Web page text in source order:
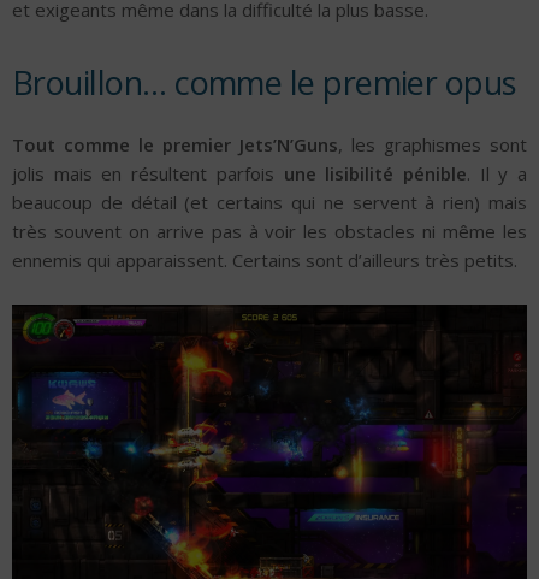
et exigeants même dans la difficulté la plus basse.
Brouillon… comme le premier opus
Tout comme le premier Jets’N’Guns, les graphismes sont
jolis mais en résultent parfois une lisibilité pénible. Il y a
beaucoup de détail (et certains qui ne servent à rien) mais
très souvent on arrive pas à voir les obstacles ni même les
ennemis qui apparaissent. Certains sont d’ailleurs très petits.